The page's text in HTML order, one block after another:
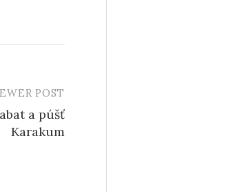
POST
a púšť
Karakum